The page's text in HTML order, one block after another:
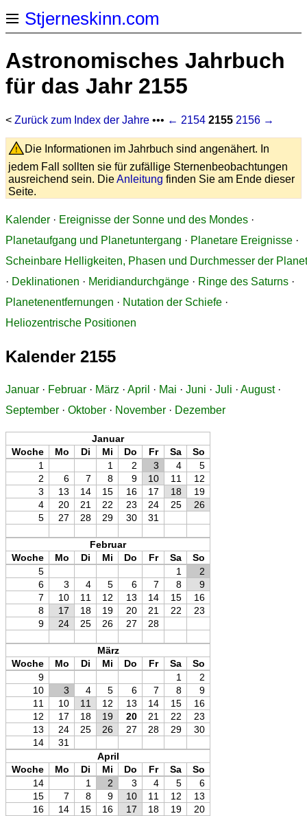
Stjerneskinn.com
Astronomisches Jahrbuch
für das Jahr 2155
< Zurück zum Index der Jahre ••• ← 2154 2155 2156 →
Die Informationen im Jahrbuch sind angenähert. In
jedem Fall sollten sie für zufällige Sternenbeobachtungen
ausreichend sein. DieAnleitung finden Sie am Ende dieser
Seite.
Kalender · Ereignisse der Sonne und des Mondes ·
Planetaufgang und Planetuntergang · Planetare Ereignisse ·
Scheinbare Helligkeiten, Phasen und Durchmesser der
· Deklinationen · Meridiandurchgänge · Ringe des Saturns ·
Planetenentfernungen · Nutation der Schiefe ·
Heliozentrische Positionen
Kalender 2155
Januar · Februar · März · April · Mai · Juni · Juli · August·
September · Oktober · November · Dezember
Januar
Woche
Mo Di Mi Do Fr Sa
So
1
1 2 3 4
5
2
6 7 8 9 10 11
12
3
13 14 15 16 17 18
19
4
20 21 22 23 24 25
26
5
27 28 29 30 31
Februar
Woche
Mo Di Mi Do Fr Sa
So
5
1
2
6
3 4 5 6 7 8
9
7
10 11 12 13 14 15
16
8
17 18 19 20 21 22
23
9
24 25 26 27 28
März
Woche
Mo Di Mi Do Fr Sa
So
9
1
2
10
3 4 5 6 7 8
9
11
10 11 12 13 14 15
16
12
17 18 19 20 21 22
23
13
24 25 26 27 28 29
30
14
31
April
Woche
Mo Di Mi Do Fr Sa
So
14
1 2 3 4 5
6
15
7 8 9 10 11 12
13
16
14 15 16 17 18 19
20